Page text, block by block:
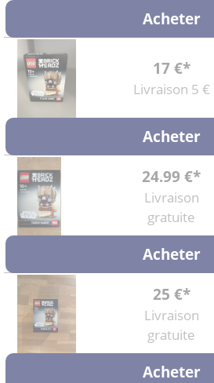
Acheter
17 €*
Livraison 5 €
Acheter
24.99 €*
Livraison
gratuite
Acheter
25 €*
Livraison
gratuite
Acheter